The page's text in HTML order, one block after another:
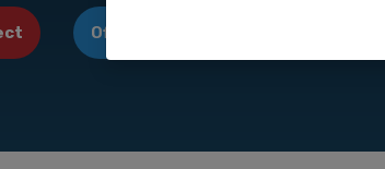
Offerte aanvragen